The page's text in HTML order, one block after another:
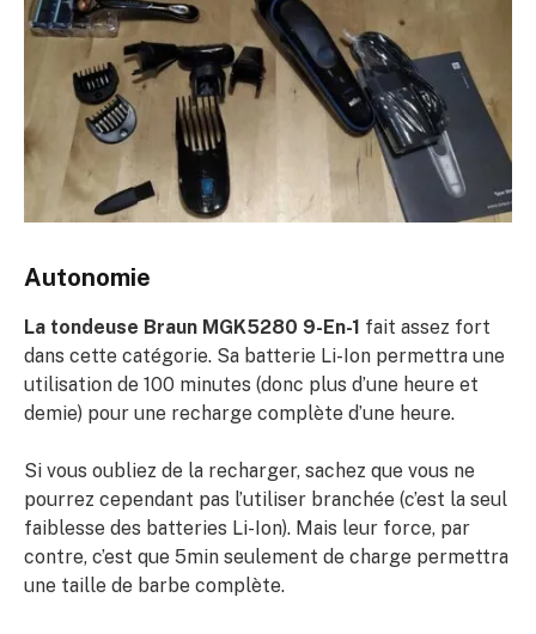
Autonomie
La tondeuse Braun MGK5280 9-En-1 fait assez fort
dans cette catégorie. Sa batterie Li-Ion permettra une
utilisation de 100 minutes (donc plus d’une heure et
demie) pour une recharge complète d’une heure.
Si vous oubliez de la recharger, sachez que vous ne
pourrez cependant pas l’utiliser branchée (c’est la seul
faiblesse des batteries Li-Ion). Mais leur force, par
contre, c’est que 5min seulement de charge permettra
une taille de barbe complète.